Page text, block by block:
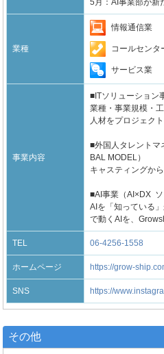
5月：AI事業部が新
業種
情報通信業
コールセンタ
サービス業
事業内容
■ITソリューション
業種・事業規模・
人材をプロジェク
■外国人タレントマ
BAL MODEL）
キャスティングか
■AI事業（AI×DX ソ
AIを「知っている
で動くAIを、
TEL 06-4256-1558
ホームページ https://grow-
SNS https://
その他